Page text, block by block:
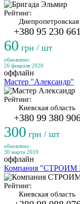
Рейтинг:
+380 95 230
60 грн / шт
обновлено:
26 февраля 2020
оффлайн
Мастер "Александр"
Рейтинг:
Киевская область
+380 99 380
300 грн / шт
обновлено:
30 марта 2019
оффлайн
Компания
Рейтинг:
Киевская область